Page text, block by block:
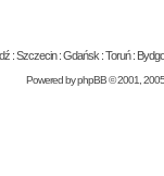
: Szczecin : Gdańsk : Toruń :
Powered byphpBB© 2001,